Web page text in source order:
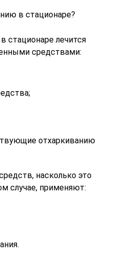
в стационаре?
стационаре лечится
средствами:
отхаркиванию
насколько это
случае, применяют: